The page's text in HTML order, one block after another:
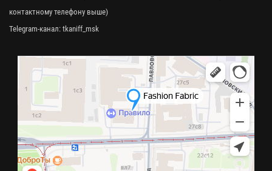
контактному телефону выше)
Telegram-канал: tkaniff_msk